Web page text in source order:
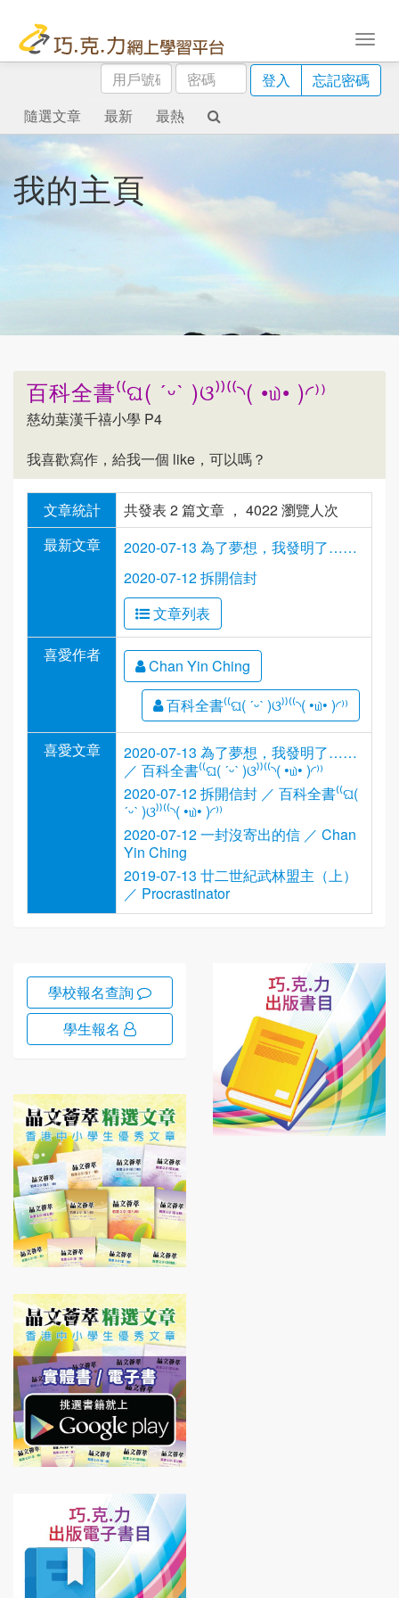
用
戶
號
碼
密
碼
登入
忘記密碼
隨選文章
最新 最熱
我的主頁
百科全書⁽⁽ଘ( ˊᵕˋ )ଓ⁾⁾⁽⁽◝( •௰• )◜⁾⁾
慈幼葉漢千禧小學 P4
我喜歡寫作，給我一個 like，可以嗎？
文章統計
共發表 2 篇文章 ， 4022 瀏覽人次
最新文章
2020-07-13 為了夢想，我發明了……
2020-07-12 拆開信封
文章列表
喜愛作者
Chan Yin Ching
百科全書⁽⁽ଘ( ˊᵕˋ )ଓ⁾⁾⁽⁽◝( •௰• )◜⁾⁾
喜愛文章
2020-07-13 為了夢想，我發明了……
／ 百科全書⁽⁽ଘ( ˊᵕˋ )ଓ⁾⁾⁽⁽◝( •௰• )◜⁾⁾
2020-07-12 拆開信封 ／ 百科全書⁽⁽ଘ(
ˊᵕˋ )ଓ⁾⁾⁽⁽◝( •௰• )◜⁾⁾
2020-07-12 一封沒寄出的信 ／ Chan
Yin Ching
2019-07-13 廿二世紀武林盟主（上）
／ Procrastinator
學校報名查詢
學生報名